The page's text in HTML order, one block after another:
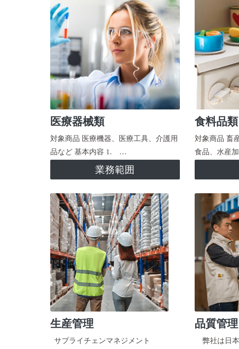
医療器械類
対象商品 医療機器、医療工具、介護用
品など 基本内容 1. …
業務範囲
食料品類
対象商品 畜
食品、水産
生産管理
サプライチェンマネジメント
品質管理
弊社は日本